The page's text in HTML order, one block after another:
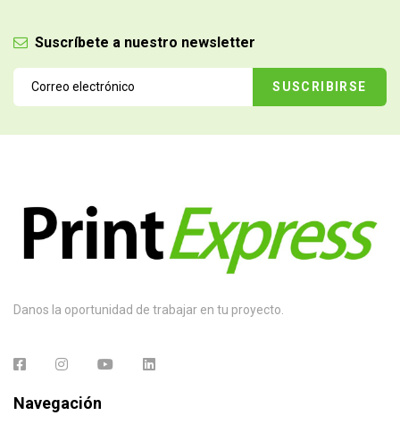
Suscríbete a nuestro newsletter
Danos la oportunidad de trabajar en tu proyecto.
Navegación